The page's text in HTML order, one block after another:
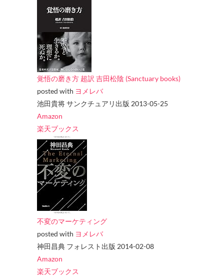
覚悟の磨き方 超訳 吉田松陰 (Sanctuary books)
posted with ヨメレバ
池田貴将 サンクチュアリ出版 2013-05-25
Amazon
楽天ブックス
不変のマーケティング
posted with ヨメレバ
神田昌典 フォレスト出版 2014-02-08
Amazon
楽天ブックス